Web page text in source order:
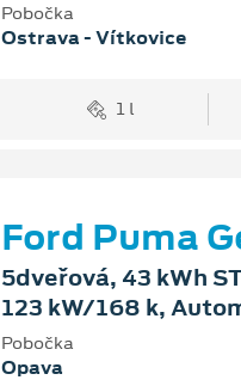
Pobočka
Ostrava - Vítkovice
1 l
Ford Puma
5dveřová, 43 kWh
123 kW/168 k,
Pobočka
Opava